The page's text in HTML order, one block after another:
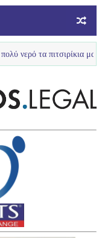
μας ... U12